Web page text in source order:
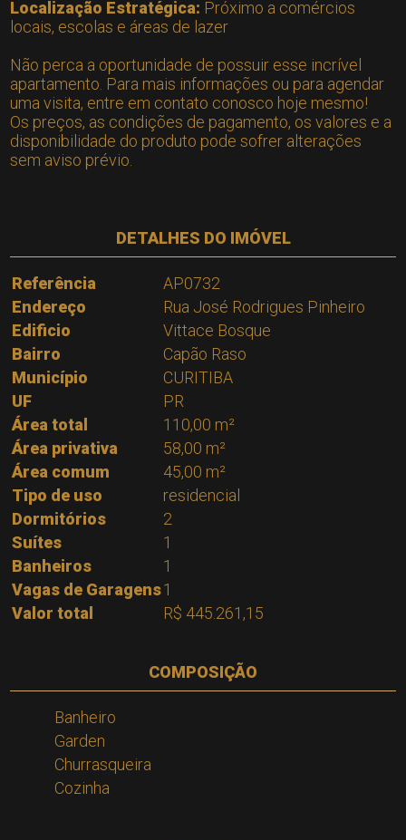
Localização Estratégica: Próximo a comércios
locais, escolas e áreas de lazer
Não perca a oportunidade de possuir esse incrível
apartamento. Para mais informações ou para agendar
uma visita, entre em contato conosco hoje mesmo!
Os preços, as condições de pagamento, os valores e a
disponibilidade do produto pode sofrer alterações
sem aviso prévio.
DETALHES DO IMÓVEL
Referência
AP0732
Endereço
Rua José Rodrigues Pinheiro
Edificio
Vittace Bosque
Bairro
Capão Raso
Município
CURITIBA
UF
PR
Área total
110,00 m²
Área privativa
58,00 m²
Área comum
45,00 m²
Tipo de uso
residencial
Dormitórios
2
Suítes
1
Banheiros
1
Vagas de Garagens1
Valor total
R$ 445.261,15
COMPOSIÇÃO
Banheiro
Garden
Churrasqueira
Cozinha